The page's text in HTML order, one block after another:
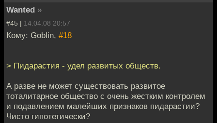
Wanted »
#45 | 14.04.08 20:57
Кому: Goblin, #18
> Пидарастия - удел развитых обществ.
А разве не может существовать развитое
тоталитарное общество с очень жестким контролем
и подавлением малейших признаков пидарастии?
Чисто гипотетически?